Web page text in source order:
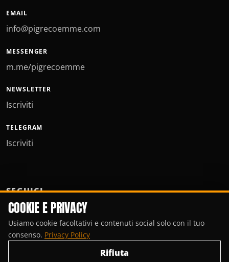
EMAIL
info@pigrecoemme.com
MESSENGER
m.me/pigrecoemme
NEWSLETTER
Iscriviti
TELEGRAM
Iscriviti
SEGUICI
COOKIE E PRIVACY
Usiamo cookie facoltativi e contenuti social solo con il tuo
consenso. Privacy Policy
Rifiuta